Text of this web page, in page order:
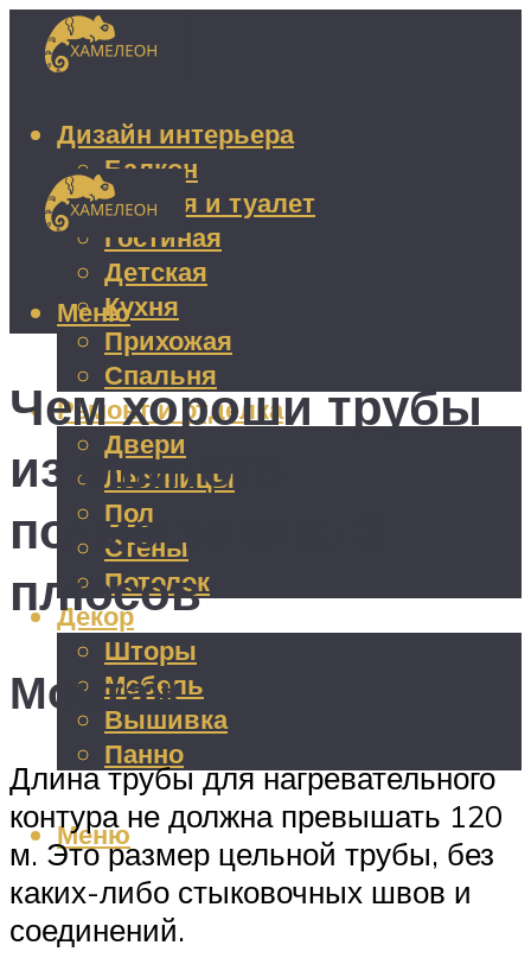
Дизайн интерьера
Балкон
Ванная и туалет
Гостиная
Детская
Кухня
Прихожая
Спальня
Ремонт и отделка
Двери
Лестницы
Пол
Стены
Потолок
Декор
Шторы
Мебель
Вышивка
Панно
Меню
Меню
Чем хороши трубы
из сшитого
полиэтилена: 6
плюсов
Монтаж
Длина трубы для нагревательного
контура не должна превышать 120
м. Это размер цельной трубы, без
каких-либо стыковочных швов и
соединений.